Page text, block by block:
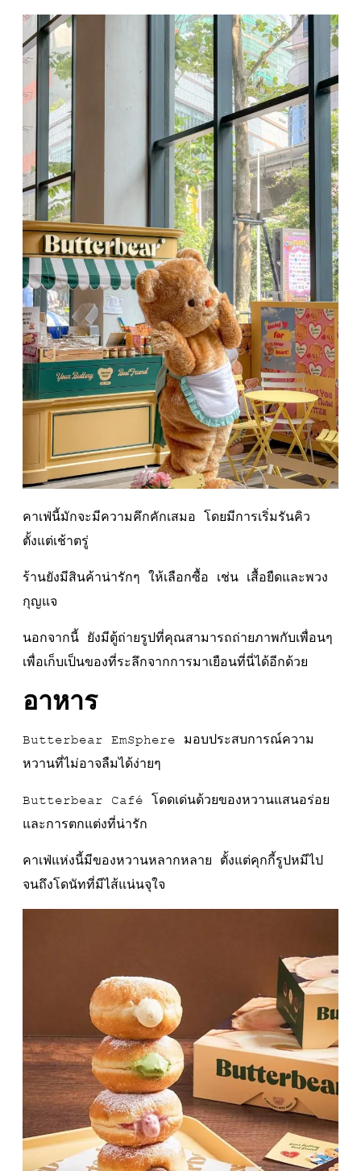
คาเฟ่นี้มักจะมีความคึกคักเสมอ โดยมีการเริ่มรันคิว
ตั้งแต่เช้าตรู่
ร้านยังมีสินค้าน่ารักๆ ให้เลือกซื้อ เช่น เสื้อยืดและพวง
กุญแจ
นอกจากนี้ ยังมีตู้ถ่ายรูปที่คุณสามารถถ่ายภาพกับเพื่อนๆ
เพื่อเก็บเป็นของที่ระลึกจากการมาเยือนที่นี่ได้อีกด้วย
อาหาร
Butterbear EmSphere มอบประสบการณ์ความ
หวานที่ไม่อาจลืมได้ง่ายๆ
Butterbear Café โดดเด่นด้วยของหวานแสนอร่อย
และการตกแต่งที่น่ารัก
คาเฟ่แห่งนี้มีของหวานหลากหลาย ตั้งแต่คุกกี้รูปหมีไป
จนถึงโดนัทที่มีไส้แน่นจุใจ